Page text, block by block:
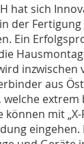
hat sich
der
Ein
inzwischen
aus
welche
können mit